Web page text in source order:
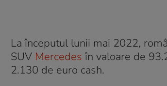
La începutul lunii mai 2022,
SUV Mercedes în valoare de
2.130 de euro cash.